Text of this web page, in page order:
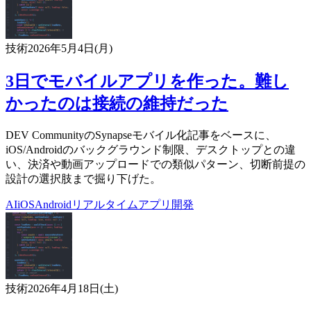
技術2026年5月4日(月)
3日でモバイルアプリを作った。難し
かったのは接続の維持だった
DEV CommunityのSynapseモバイル化記事をベースに、
iOS/Androidのバックグラウンド制限、デスクトップとの違
い、決済や動画アップロードでの類似パターン、切断前提の
設計の選択肢まで掘り下げた。
AIiOSAndroid リアルタイムアプリ開発
技術2026年4月18日(土)